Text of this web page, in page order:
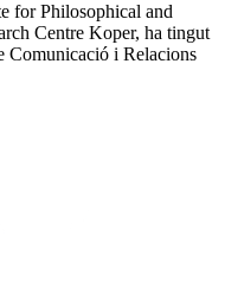
for Philosophical and
Centre Koper, ha tingut
Comunicació i Relacions